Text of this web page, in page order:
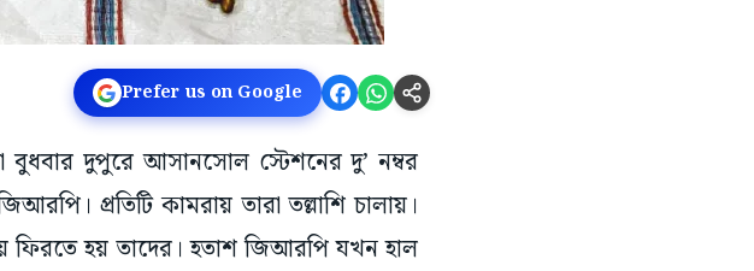
Prefer us on Google
দুপুরে আসানসোল স্টেশনের দু’ নম্বর
প্রতিটি কামরায় তারা তল্লাশি চালায়।
ফিরতে হয় তাদের। হতাশ জিআরপি যখন হাল